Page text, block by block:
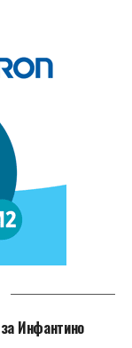
Инфантино